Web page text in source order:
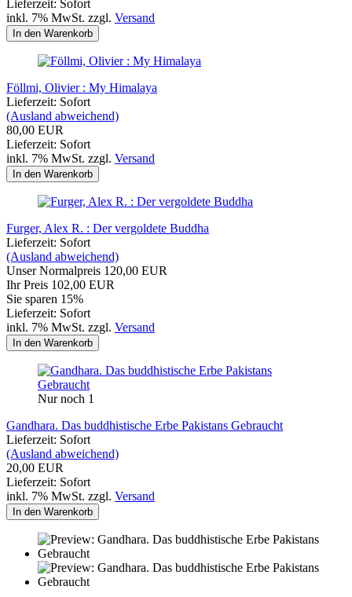
Lieferzeit: Sofort
inkl. 7% MwSt. zzgl. Versand
In den Warenkorb
Föllmi, Olivier : My Himalaya
Lieferzeit: Sofort
(Ausland abweichend)
80,00 EUR
Lieferzeit: Sofort
inkl. 7% MwSt. zzgl. Versand
In den Warenkorb
Furger, Alex R. : Der vergoldete Buddha
Lieferzeit: Sofort
(Ausland abweichend)
Unser Normalpreis 120,00 EUR
Ihr Preis 102,00 EUR
Sie sparen 15%
Lieferzeit: Sofort
inkl. 7% MwSt. zzgl. Versand
In den Warenkorb
Nur noch 1
Gandhara. Das buddhistische Erbe Pakistans Gebraucht
Lieferzeit: Sofort
(Ausland abweichend)
20,00 EUR
Lieferzeit: Sofort
inkl. 7% MwSt. zzgl. Versand
In den Warenkorb